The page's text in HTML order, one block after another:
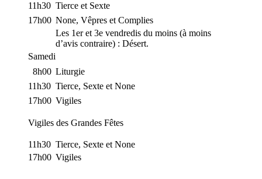
11h30 Tierce et Sexte
17h00 None, Vêpres et Complies
Les 1er et 3e vendredis du moins (à moins
d’avis contraire) : Désert.
Samedi
8h00 Liturgie
11h30 Tierce, Sexte et None
17h00 Vigiles
Vigiles des Grandes Fêtes
11h30 Tierce, Sexte et None
17h00 Vigiles